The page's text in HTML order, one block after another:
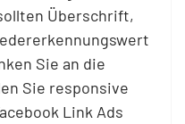
Überschrift,
Sie an die
Sie responsive
Link Ads